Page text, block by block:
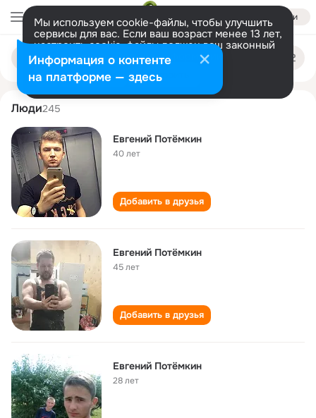
Войти
Мы используем cookie-файлы, чтобы улучшить
сервисы для вас. Если ваш возраст менее 13 лет,
настроить cookie-файлы должен ваш законный
представитель. Больше информации
Разрешить все Настроить
Поиск
людям
evgeniy potemkin
Люди245
Евгений Потёмкин
40 лет
Добавить в друзья
Евгений Потёмкин
45 лет
Добавить в друзья
Евгений Потёмкин
28 лет
Информация о контенте
на платформе — здесь